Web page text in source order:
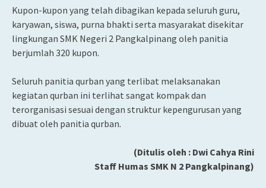
Kupon-kupon yang telah dibagikan kepada seluruh guru,
karyawan, siswa, purna bhakti serta masyarakat disekitar
lingkungan SMK Negeri 2 Pangkalpinang oleh panitia
berjumlah 320 kupon.
Seluruh panitia qurban yang terlibat melaksanakan
kegiatan qurban ini terlihat sangat kompak dan
terorganisasi sesuai dengan struktur kepengurusan yang
dibuat oleh panitia qurban.
(Ditulis oleh : Dwi Cahya Rini
Staff Humas SMK N 2 Pangkalpinang)